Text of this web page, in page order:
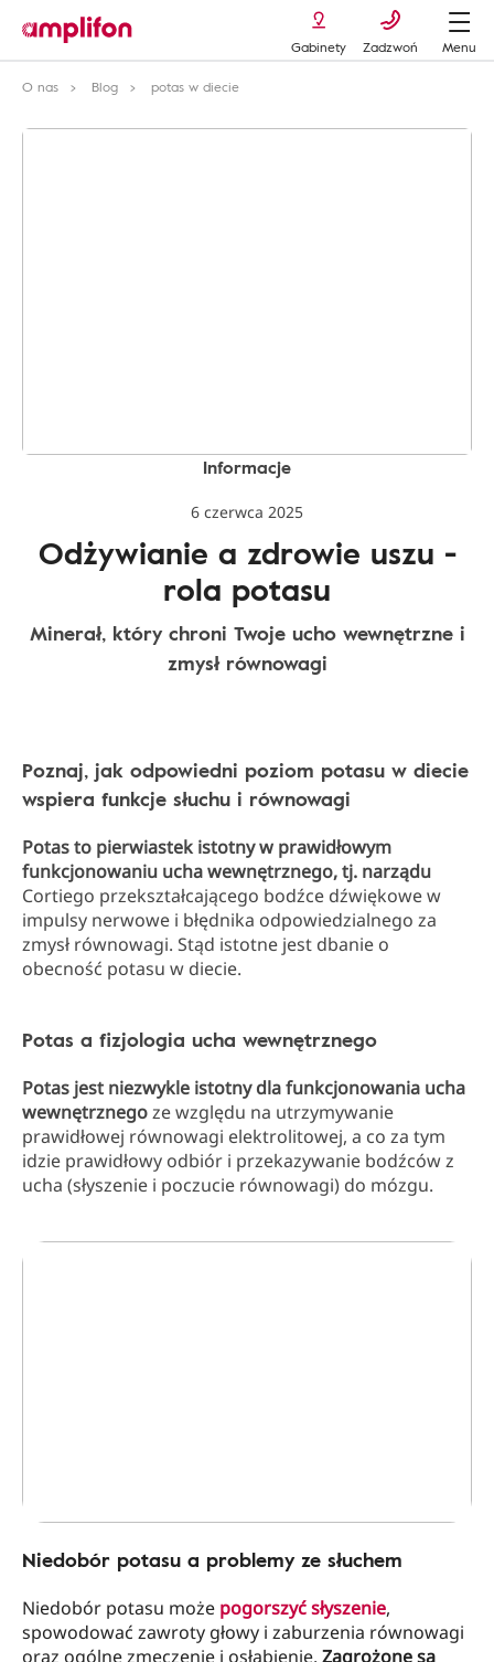
Gabinety Zadzwoń
Menu
O nas
Blog potas w diecie
Informacje
6 czerwca 2025
Odżywianie a zdrowie uszu -
rola potasu
Minerał, który chroni Twoje ucho wewnętrzne i
zmysł równowagi
Poznaj, jak odpowiedni poziom potasu w diecie
wspiera funkcje słuchu i równowagi
Potas to pierwiastek istotny w prawidłowym
funkcjonowaniu ucha wewnętrznego, tj. narządu
Cortiego przekształcającego bodźce dźwiękowe w
impulsy nerwowe i błędnika odpowiedzialnego za
zmysł równowagi. Stąd istotne jest dbanie o
obecność potasu w diecie.
Potas a fizjologia ucha wewnętrznego
Potas jest niezwykle istotny dla funkcjonowania ucha
wewnętrznegoze względu na utrzymywanie
prawidłowej równowagi elektrolitowej, a co za tym
idzie prawidłowy odbiór i przekazywanie bodźców z
ucha (słyszenie i poczucie równowagi) do mózgu.
Niedobór potasu a problemy ze słuchem
Niedobór potasu może pogorszyć słyszenie,
spowodować zawroty głowy i zaburzenia równowagi
oraz ogólne zmęczenie i osłabienie. Zagrożone są